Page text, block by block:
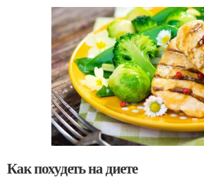
Как похудеть на диете